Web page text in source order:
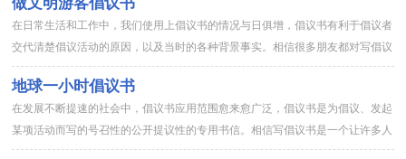
在日常生活和工作中，我们使用上倡议书的情况与日俱增，倡议书有利于倡议者
交代清楚倡议活动的原因，以及当时的各种背景事实。相信很多朋友都对写倡议
书感到非常苦恼吧，下面是小编精心整理的做文明游客倡议书，欢迎...
地球一小时倡议书
在发展不断提速的社会中，倡议书应用范围愈来愈广泛，倡议书是为倡议、发起
某项活动而写的号召性的公开提议性的专用书信。相信写倡议书是一个让许多人
都头痛的问题，下面是小编收集整理的地球一小时倡议书，欢迎阅读...